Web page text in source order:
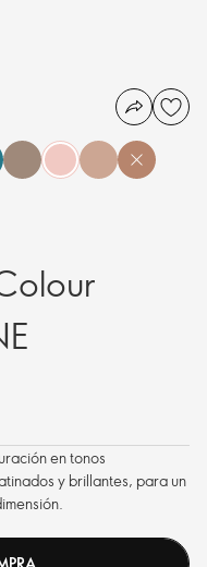
en tonos
y brillantes, para un